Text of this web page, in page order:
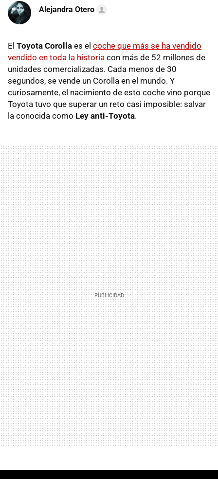
Alejandra Otero
El Toyota Corolla es el coche que más se ha vendido
vendido en toda la historia con más de 52 millones de
unidades comercializadas. Cada menos de 30
segundos, se vende un Corolla en el mundo. Y
curiosamente, el nacimiento de esto coche vino porque
Toyota tuvo que superar un reto casi imposible: salvar
la conocida como Ley anti-Toyota.